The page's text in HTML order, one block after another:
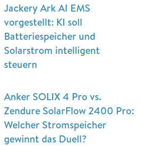
Jackery Ark AI EMS
vorgestellt: KI soll
Batteriespeicher und
Solarstrom intelligent
steuern
Anker SOLIX 4 Pro vs.
Zendure SolarFlow 2400 Pro:
Welcher Stromspeicher
gewinnt das Duell?